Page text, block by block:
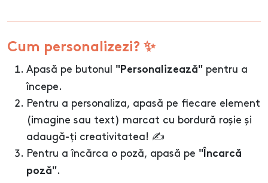
Cum personalizezi? ✨
Apasă pe butonul "Personalizează" pentru a
începe.
Pentru a personaliza, apasă pe fiecare element
(imagine sau text) marcat cu bordură roșie și
adaugă-ți creativitatea! ✍️
Pentru a încărca o poză, apasă pe "Încarcă
poză".